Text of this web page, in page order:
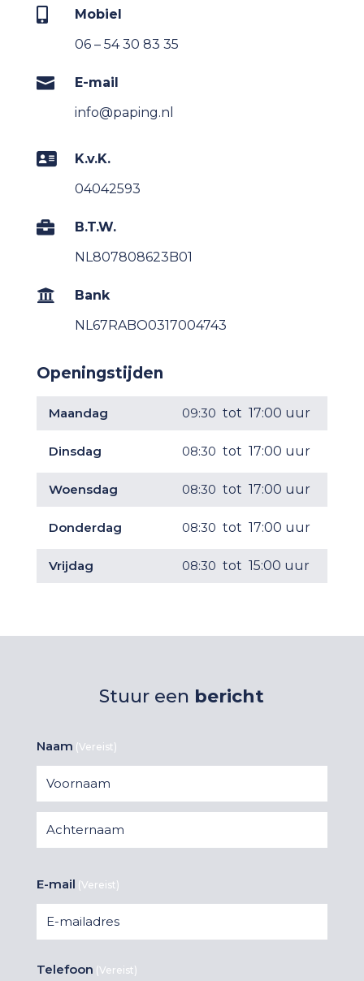

Mobiel
06 – 54 30 83 35

E-mail
info@paping.nl

K.v.K.
04042593

B.T.W.
NL807808623B01

Bank
NL67RABO0317004743
Openingstijden
Maandag 09:30 tot 17:00 uur
Dinsdag 08:30 tot 17:00 uur
Woensdag 08:30 tot 17:00 uur
Donderdag 08:30 tot 17:00 uur
Vrijdag 08:30 tot 15:00 uur
Stuur een bericht
Naam (Vereist)
Voornaam
E-mail (Vereist)
Telefoon (Vereist)